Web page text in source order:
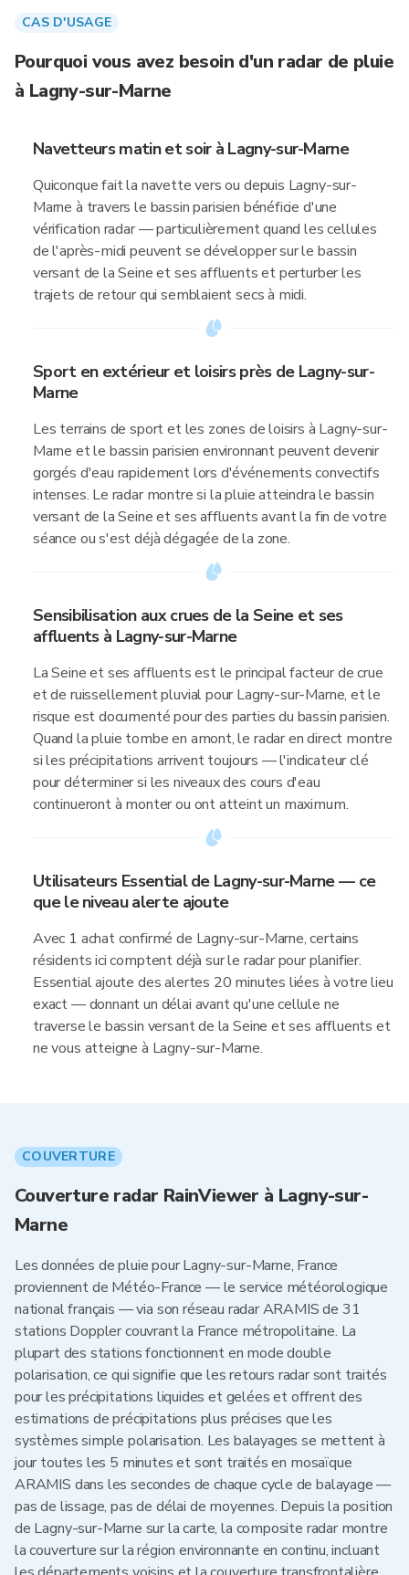
CAS D'USAGE
Pourquoi vous avez besoin d'un radar de pluie
à Lagny-sur-Marne
Navetteurs matin et soir à Lagny-sur-Marne
Quiconque fait la navette vers ou depuis Lagny-sur-
Marne à travers le bassin parisien bénéficie d'une
vérification radar — particulièrement quand les cellules
de l'après-midi peuvent se développer sur le bassin
versant de la Seine et ses affluents et perturber les
trajets de retour qui semblaient secs à midi.
Sport en extérieur et loisirs près de Lagny-sur-
Marne
Les terrains de sport et les zones de loisirs à Lagny-sur-
Marne et le bassin parisien environnant peuvent devenir
gorgés d'eau rapidement lors d'événements convectifs
intenses. Le radar montre si la pluie atteindra le bassin
versant de la Seine et ses affluents avant la fin de votre
séance ou s'est déjà dégagée de la zone.
Sensibilisation aux crues de la Seine et ses
affluents à Lagny-sur-Marne
La Seine et ses affluents est le principal facteur de crue
et de ruissellement pluvial pour Lagny-sur-Marne, et le
risque est documenté pour des parties du bassin parisien.
Quand la pluie tombe en amont, le radar en direct montre
si les précipitations arrivent toujours — l'indicateur clé
pour déterminer si les niveaux des cours d'eau
continueront à monter ou ont atteint un maximum.
Utilisateurs Essential de Lagny-sur-Marne — ce
que le niveau alerte ajoute
Avec 1 achat confirmé de Lagny-sur-Marne, certains
résidents ici comptent déjà sur le radar pour planifier.
Essential ajoute des alertes 20 minutes liées à votre lieu
exact — donnant un délai avant qu'une cellule ne
traverse le bassin versant de la Seine et ses affluents et
ne vous atteigne à Lagny-sur-Marne.
COUVERTURE
Couverture radar RainViewer à Lagny-sur-
Marne
Les données de pluie pour Lagny-sur-Marne, France
proviennent de Météo-France — le service météorologique
national français — via son réseau radar ARAMIS de 31
stations Doppler couvrant la France métropolitaine. La
plupart des stations fonctionnent en mode double
polarisation, ce qui signifie que les retours radar sont traités
pour les précipitations liquides et gelées et offrent des
estimations de précipitations plus précises que les
systèmes simple polarisation. Les balayages se mettent à
jour toutes les 5 minutes et sont traités en mosaïque
ARAMIS dans les secondes de chaque cycle de balayage —
pas de lissage, pas de délai de moyennes. Depuis la position
de Lagny-sur-Marne sur la carte, la composite radar montre
la couverture sur la région environnante en continu, incluant